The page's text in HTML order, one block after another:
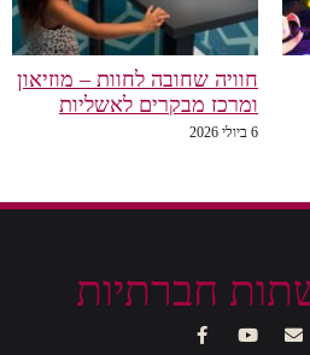
חוויה שחובה לחוות – מוזיאון
ומרכז מבקרים לאשליות
6 ביולי 2026